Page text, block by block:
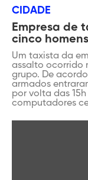
CIDADE
Empresa de
cinco
Um taxista da
assalto ocorrido
grupo. De
armados
por volta das
computadores